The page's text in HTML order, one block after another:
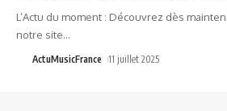
L’Actu du moment : Découvrez dès
notre site…
ActuMusicFrance 11 juillet 2025